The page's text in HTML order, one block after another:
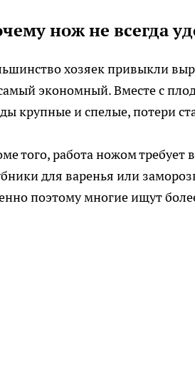
нож не всегда
хозяек привыкли
экономный. Вместе с
крупные и спелые, потери
того, работа ножом требует
для варенья или
поэтому многие ищут